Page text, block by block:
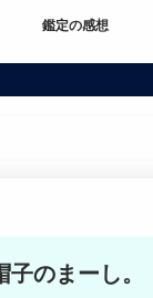
鑑定の感想
子のまーし。